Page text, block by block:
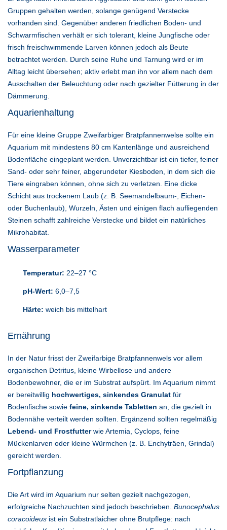
Gruppen gehalten werden, solange genügend Verstecke
vorhanden sind. Gegenüber anderen friedlichen Boden- und
Schwarmfischen verhält er sich tolerant, kleine Jungfische oder
frisch freischwimmende Larven können jedoch als Beute
betrachtet werden. Durch seine Ruhe und Tarnung wird er im
Alltag leicht übersehen; aktiv erlebt man ihn vor allem nach dem
Ausschalten der Beleuchtung oder nach gezielter Fütterung in der
Dämmerung.
Aquarienhaltung
Für eine kleine Gruppe Zweifarbiger Bratpfannenwelse sollte ein
Aquarium mit mindestens 80 cm Kantenlänge und ausreichend
Bodenfläche eingeplant werden. Unverzichtbar ist ein tiefer, feiner
Sand- oder sehr feiner, abgerundeter Kiesboden, in dem sich die
Tiere eingraben können, ohne sich zu verletzen. Eine dicke
Schicht aus trockenem Laub (z. B. Seemandelbaum-, Eichen-
oder Buchenlaub), Wurzeln, Ästen und einigen flach aufliegenden
Steinen schafft zahlreiche Verstecke und bildet ein natürliches
Mikrohabitat.
Wasserparameter
Temperatur: 22–27 °C
pH-Wert: 6,0–7,5
Härte: weich bis mittelhart
Ernährung
In der Natur frisst der Zweifarbige Bratpfannenwels vor allem
organischen Detritus, kleine Wirbellose und andere
Bodenbewohner, die er im Substrat aufspürt. Im Aquarium nimmt
er bereitwillig hochwertiges, sinkendes Granulat für
Bodenfische sowie feine, sinkende Tabletten an, die gezielt in
Bodennähe verteilt werden sollten. Ergänzend sollten regelmäßig
Lebend- und Frostfutterwie Artemia, Cyclops, feine
Mückenlarven oder kleine Würmchen (z. B. Enchyträen, Grindal)
gereicht werden.
Fortpflanzung
Die Art wird im Aquarium nur selten gezielt nachgezogen,
erfolgreiche Nachzuchten sind jedoch beschrieben. Bunocephalus
coracoideus ist ein Substratlaicher ohne Brutpflege: nach